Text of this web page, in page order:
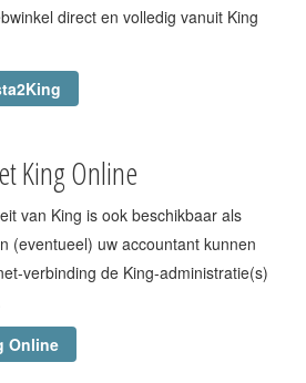
direct en volledig vanuit King
King Online
van King is ook beschikbaar als
(eventueel) uw accountant kunnen
verbinding de King-administratie(s)
Online